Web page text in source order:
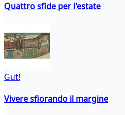
Quattro sfide per l'estate
Gut!
Vivere sfiorando il margine